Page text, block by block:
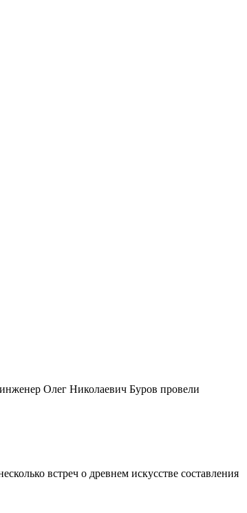
Олег Николаевич Буров провели
встреч о древнем искусстве составления